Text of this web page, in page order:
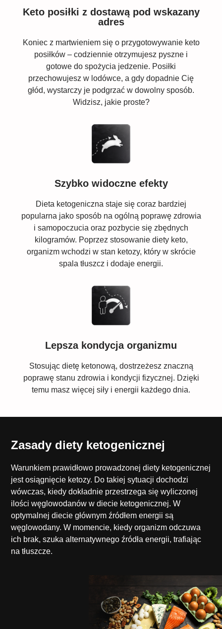
Keto posiłki z dostawą pod wskazany
adres
Koniec z martwieniem się o przygotowywanie keto
posiłków – codziennie otrzymujesz pyszne i
gotowe do spożycia jedzenie. Posiłki
przechowujesz w lodówce, a gdy dopadnie Cię
głód, wystarczy je podgrzać w dowolny sposób.
Widzisz, jakie proste?
Szybko widoczne efekty
Dieta ketogeniczna staje się coraz bardziej
popularna jako sposób na ogólną poprawę zdrowia
i samopoczucia oraz pozbycie się zbędnych
kilogramów. Poprzez stosowanie diety keto,
organizm wchodzi w stan ketozy, który w skrócie
spala tłuszcz i dodaje energii.
Lepsza kondycja organizmu
Stosując dietę ketonową, dostrzeżesz znaczną
poprawę stanu zdrowia i kondycji fizycznej. Dzięki
temu masz więcej siły i energii każdego dnia.
Zasady diety ketogenicznej
Warunkiem prawidłowo prowadzonej diety ketogenicznej
jest osiągnięcie ketozy. Do takiej sytuacji dochodzi
wówczas, kiedy dokładnie przestrzega się wyliczonej
ilości węglowodanów w diecie ketogenicznej. W
optymalnej diecie głównym źródłem energii są
węglowodany. W momencie, kiedy organizm odczuwa
ich brak, szuka alternatywnego źródła energii, trafiając
na tłuszcze.